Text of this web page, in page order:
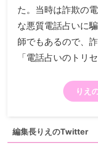
た。当時は詐欺の
な悪質電話占いに
師でもあるので、
「電話占いのトリ
りえ
編集長りえのTwitter